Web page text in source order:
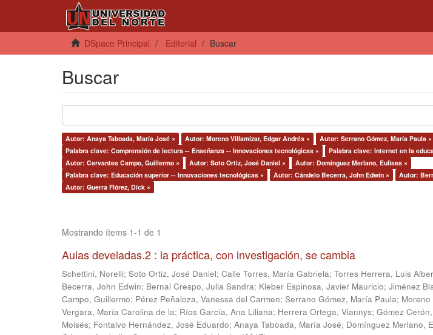
DSpace Principal Editorial Buscar
Buscar
Autor: Anaya Taboada, María José × Autor: Moreno Villamizar, Edgar Andrés × Autor: Serrano Gómez, María Paula ×
Palabra clave: Comprensión de lectura -- Enseñanza -- Innovaciones tecnológicas ×
Palabra clave: Internet en la
Autor: Cervantes Campo, Guillermo ×
Autor: Soto Ortiz, José Daniel ×
Autor: Domínguez Merlano, Eulises ×
Palabra clave: Educación superior -- Innovaciones tecnológicas ×
Autor: Cándelo Becerra, John Edwin ×
Autor:
Autor: Guerra Flórez, Dick ×
Mostrando ítems 1-1 de 1
Aulas develadas.2 : la práctica, con investigación, se cambia
Schettini, Norelli; Soto Ortiz, José Daniel; Calle Torres, María Gabriela; Torres Herrera, Luis
Becerra, John Edwin; Bernal Crespo, Julia Sandra; Kleber Espinosa, Javier Mauricio; Jiménez
Campo, Guillermo; Pérez Peñaloza, Vanessa del Carmen; Serrano Gómez, María Paula;
Vergara, María Carolina de la; Ríos García, Ana Liliana; Herrera Ortega, Viannys; Gómez
Moisés; Fontalvo Hernández, José Eduardo; Anaya Taboada, María José; Domínguez Merlano,